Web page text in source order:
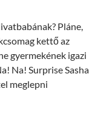
Pláne,
kettő az
gyermekének igazi
Na! Surprise Sasha
meglepni